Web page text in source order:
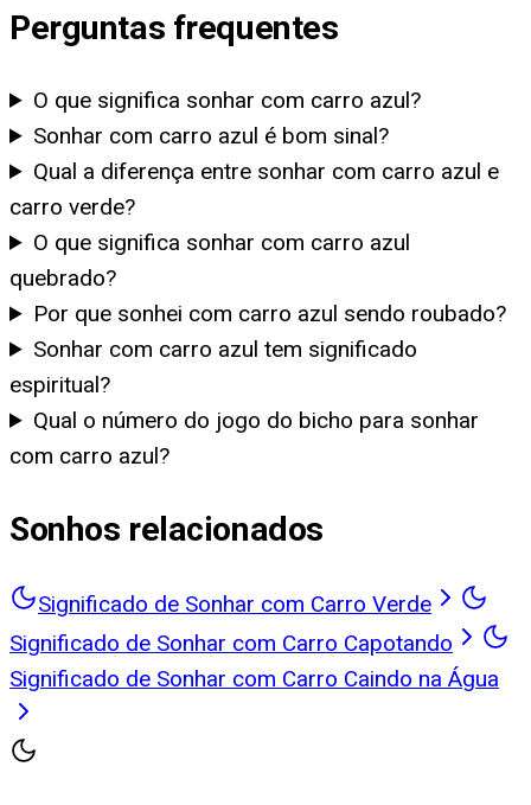
Perguntas frequentes
O que significa sonhar com carro azul?
Sonhar com carro azul é bom sinal?
Qual a diferença entre sonhar com carro azul e
carro verde?
O que significa sonhar com carro azul
quebrado?
Por que sonhei com carro azul sendo roubado?
Sonhar com carro azul tem significado
espiritual?
Qual o número do jogo do bicho para sonhar
com carro azul?
Sonhos relacionados
Significado de Sonhar com Carro Verde
Significado de Sonhar com Carro Capotando
Significado de Sonhar com Carro Caindo na Água